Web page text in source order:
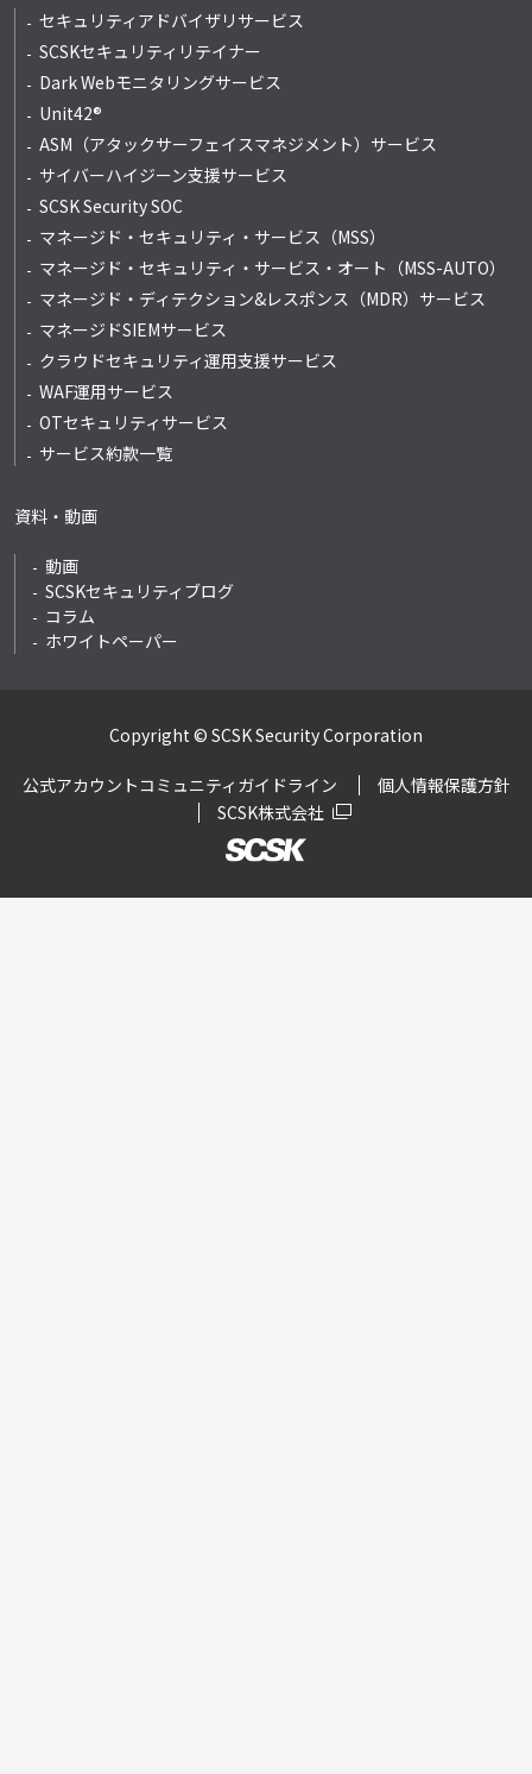
セキュリティアドバイザリサービス
SCSKセキュリティリテイナー
Dark Webモニタリングサービス
Unit42®
ASM（アタックサーフェイスマネジメント）サービス
サイバーハイジーン支援サービス
SCSK Security SOC
マネージド・セキュリティ・サービス（MSS）
マネージド・セキュリティ・サービス・オート （MSS-AUTO）
マネージド・ディテクション&レスポンス （MDR）サービス
マネージドSIEMサービス
クラウドセキュリティ運用支援サービス
WAF運用サービス
OTセキュリティサービス
サービス約款一覧
資料・動画
動画
SCSKセキュリティブログ
コラム
ホワイトペーパー
Copyright © SCSK Security Corporation
公式アカウントコミュニティガイドライン
個人情報保護方針
SCSK株式会社